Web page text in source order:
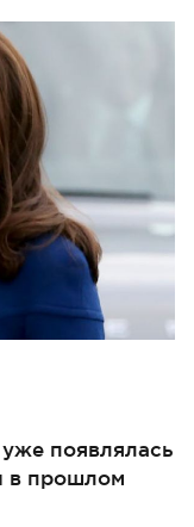
появлялась
в прошлом